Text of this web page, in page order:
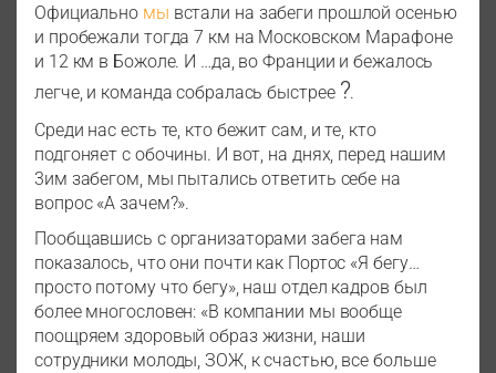
Официально мы встали на забеги прошлой осенью
и пробежали тогда 7 км на Московском Марафоне
и 12 км в Божоле. И …да, во Франции и бежалось
легче, и команда собралась быстрее ?.
Среди нас есть те, кто бежит сам, и те, кто
подгоняет с обочины. И вот, на днях, перед нашим
3им забегом, мы пытались ответить себе на
вопрос «А зачем?».
Пообщавшись с организаторами забега нам
показалось, что они почти как Портос «Я бегу…
просто потому что бегу», наш отдел кадров был
более многословен: «В компании мы вообще
поощряем здоровый образ жизни, наши
сотрудники молоды, ЗОЖ, к счастью, все больше